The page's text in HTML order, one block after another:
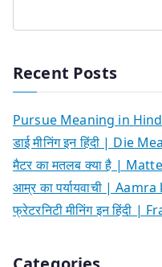
Recent Posts
Pursue Meaning in
डाई मीनिंग इन हिंदी | Die
मैटर का मतलब क्या है |
आम्र का पर्यायवाची |
फ्रेटरनिटी मीनिंग इन हिंदी